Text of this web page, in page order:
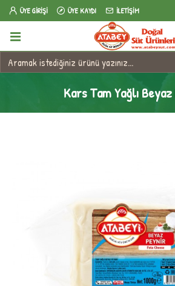
ÜYE GIRIŞI ÜYE KAYDI İLETIŞIM
Kars Tam Yağlı